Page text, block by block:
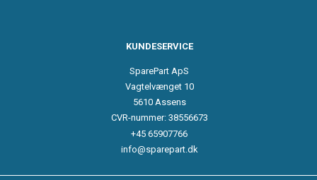
KUNDESERVICE
SparePart ApS
Vagtelvænget 10
5610 Assens
CVR-nummer: 38556673
+45 65907766
info@sparepart.dk